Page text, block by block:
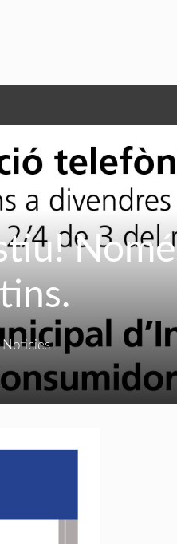
Noticies